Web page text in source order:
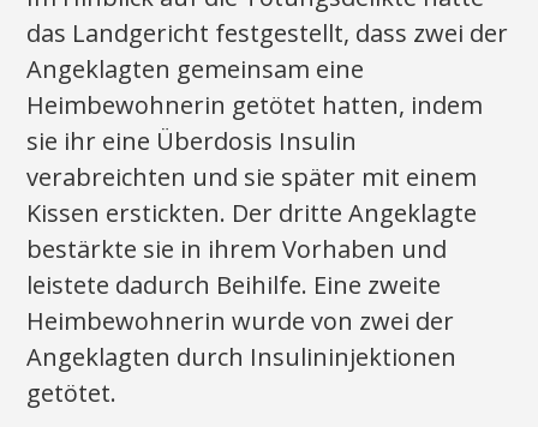
das Landgericht festgestellt, dass zwei der
Angeklagten gemeinsam eine
Heimbewohnerin getötet hatten, indem
sie ihr eine Überdosis Insulin
verabreichten und sie später mit einem
Kissen erstickten. Der dritte Angeklagte
bestärkte sie in ihrem Vorhaben und
leistete dadurch Beihilfe. Eine zweite
Heimbewohnerin wurde von zwei der
Angeklagten durch Insulininjektionen
getötet.